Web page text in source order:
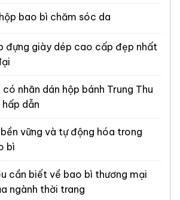
bao bì chăm sóc da
đựng giày dép cao cấp đẹp nhất
nhãn dán hộp bánh Trung Thu
dẫn
vững và tự động hóa trong
bì
cần biết về bao bì thương mại
ngành thời trang